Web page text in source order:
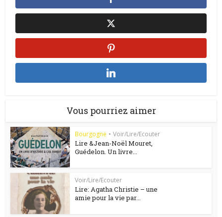
Vous pourriez aimer
Bourgogne • Voir/Lire/Ecouter
Lire &Jean-Noël Mouret,
Guédelon. Un livre...
Voir/Lire/Ecouter
Lire: Agatha Christie – une
amie pour la vie par...